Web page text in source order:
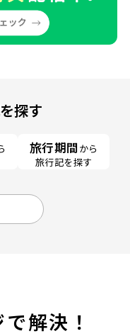
探す
旅行期間 から
旅行記を探す
解決！